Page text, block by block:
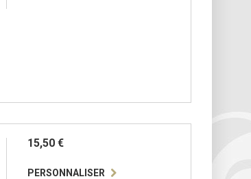
15,50 €
PERSONNALISER